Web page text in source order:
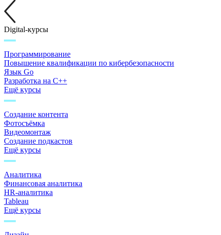
Digital-курсы
Программирование
Повышение квалификации по кибербезопасности
Язык Go
Разработка на C++
Ещё курсы
Создание контента
Фотосъёмка
Видеомонтаж
Создание подкастов
Ещё курсы
Аналитика
Финансовая аналитика
HR-аналитика
Tableau
Ещё курсы